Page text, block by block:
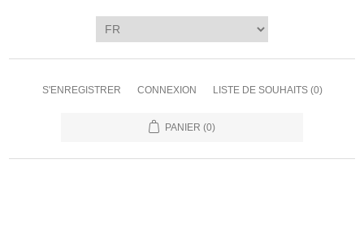
S'ENREGISTRER CONNEXION LISTE DE SOUHAITS (0)
PANIER (0)